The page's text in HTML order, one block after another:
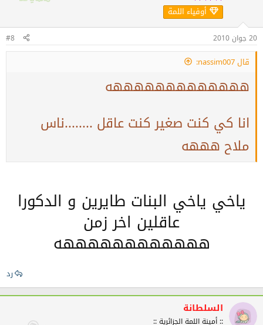
أوفياء اللمة
20 جوان 2010 #8
قال nassim007:
هههههههههههههه
انا كي كنت صغير كنت عاقل ........ناس
ملاح هههه
ياخي ياخي البنات طايرين و الدكورا
عاقلين اخر زمن
ههههههههههههه
رد
السلطانة
:: أمينة اللمة الجزائرية ::